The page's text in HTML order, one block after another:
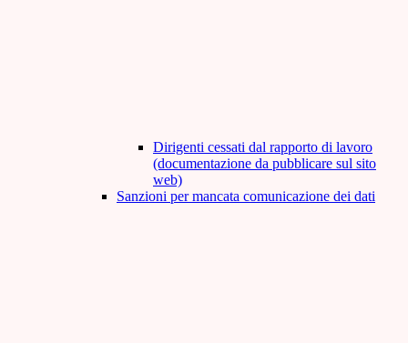
Dirigenti cessati dal rapporto di lavoro
(documentazione da pubblicare sul sito
web)
Sanzioni per mancata comunicazione dei dati